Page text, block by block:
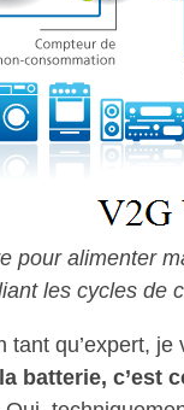
pour alimenter
les cycles de
qu’expert,
batterie, c’est